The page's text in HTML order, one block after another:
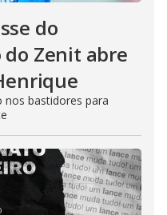
do
do Zenit abre
nos bastidores para